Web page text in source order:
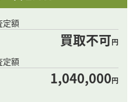
定額
買取不可円
定額
1,040,000円